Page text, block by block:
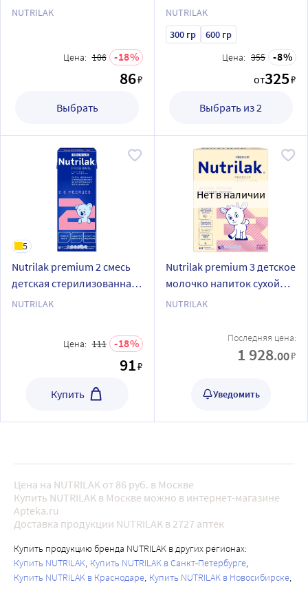
молочная
NUTRILAK
Цена: 106 18
86₽
Выбрать
NUTRILAK
300 гр
600 гр
Цена: 355
8
от325₽
Выбрать из 2
5
Nutrilak premium 2 смесь
детская стерилизованная
молочная
NUTRILAK
Цена: 111 18
91₽
Купить
Нет в наличии
Nutrilak premium 3 детское
молочко напиток сухой
молочный на основе
NUTRILAK
Последняя цена:
1 928.00₽
Уведомить
Цена на NUTRILAK от 86 руб. в Москве
Купить NUTRILAK в Москве можно в интернет-магазине
Apteka.ru
Доставка продукции NUTRILAK в 2727 аптек
Купить продукцию бренда NUTRILAK в других регионах:
Купить NUTRILAK Купить NUTRILAK в Санкт-Петербурге
Купить NUTRILAK в Краснодаре Купить NUTRILAK в Новосибирске